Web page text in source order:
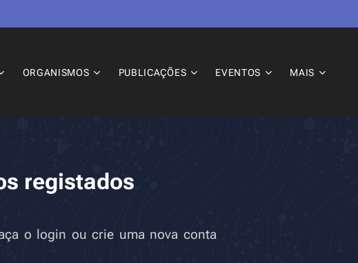
ORGANISMOS PUBLICAÇÕES EVENTOS MAIS
registados
o login ou crie uma nova conta